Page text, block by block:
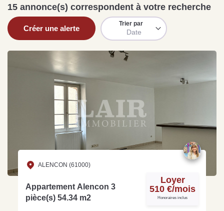
vente
Lire la suite
conséquences ?
Estimez votre bien en ligne.
Rapide et gratuit, recevez votre estimation
en quelques clics.
15 annonce(s) correspondent à votre recherche
Créer une alerte
Trier par
Date
ALENCON (61000)
Appartement Alencon 3
pièce(s) 54.34 m2
Loyer
510 €/mois
Honoraires inclus